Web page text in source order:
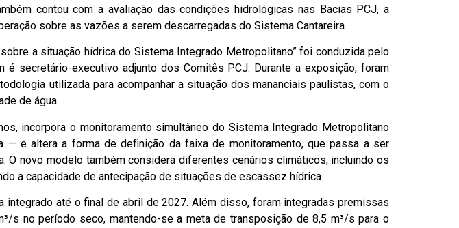
contou com a avaliação das condições hidrológicas nas Bacias PCJ, a
sobre as vazões a serem descarregadas do Sistema Cantareira.
a situação hídrica do Sistema Integrado Metropolitano” foi conduzida pelo
é secretário-executivo adjunto dos Comitês PCJ. Durante a exposição, foram
utilizada para acompanhar a situação dos mananciais paulistas, com o
de água.
incorpora o monitoramento simultâneo do Sistema Integrado Metropolitano
e altera a forma de definição da faixa de monitoramento, que passa a ser
O novo modelo também considera diferentes cenários climáticos, incluindo os
a capacidade de antecipação de situações de escassez hídrica.
até o final de abril de 2027. Além disso, foram integradas premissas
s no período seco, mantendo-se a meta de transposição de 8,5 m³/s para o